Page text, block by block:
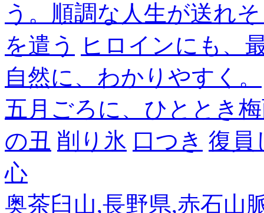
う。順調な人生が送れ
を遣う
ヒロインにも、
自然に、わかりやすく。
五月ごろに、ひととき
の丑 削り氷 口つき 復員
心
奥茶臼山,長野県,赤石山